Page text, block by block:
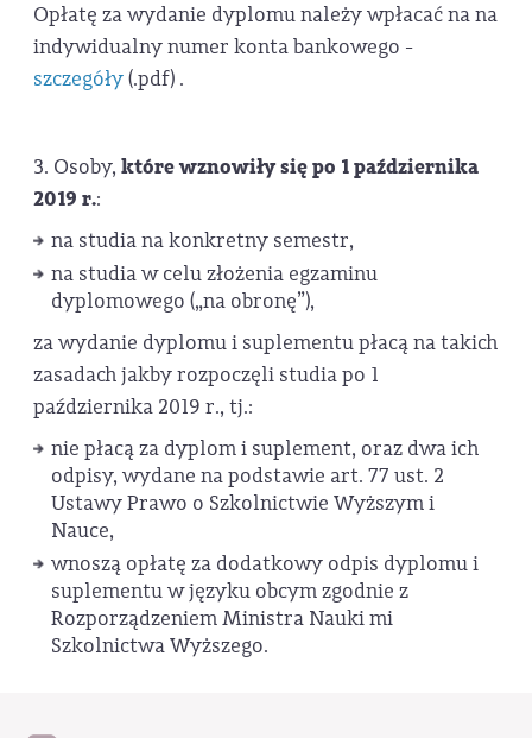
Opłatę za wydanie dyplomu należy wpłacać na na
indywidualny numer konta bankowego -
szczegóły(.pdf) .
3. Osoby, które wznowiły się po 1 października
2019 r.:
na studia na konkretny semestr,
na studia w celu złożenia egzaminu
dyplomowego („na obronę”),
za wydanie dyplomu i suplementu płacą na takich
zasadach jakby rozpoczęli studia po 1
października 2019 r., tj.:
nie płacą za dyplom i suplement, oraz dwa ich
odpisy, wydane na podstawie art. 77 ust. 2
Ustawy Prawo o Szkolnictwie Wyższym i
Nauce,
wnoszą opłatę za dodatkowy odpis dyplomu i
suplementu w języku obcym zgodnie z
Rozporządzeniem Ministra Nauki mi
Szkolnictwa Wyższego.